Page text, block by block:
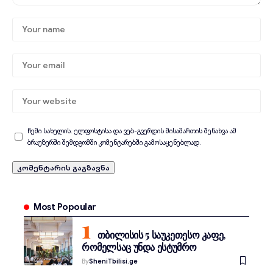
ჩემი სახელის. ელფოსტისა და ვებ-გვერდის მისამართის შენახვა ამ
ბრაუზერში შემდგომში კომენტარებში გამოსაყენებლად.
Most Popoular
თბილისის 5 საუკეთესო კაფე,
რომელსაც უნდა ესტუმრო
BySheniTbilisi.ge